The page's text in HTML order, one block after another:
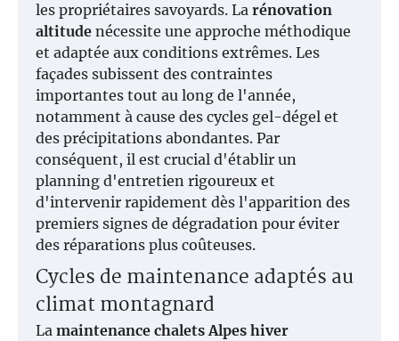
les propriétaires savoyards. La rénovation
altitude nécessite une approche méthodique
et adaptée aux conditions extrêmes. Les
façades subissent des contraintes
importantes tout au long de l'année,
notamment à cause des cycles gel-dégel et
des précipitations abondantes. Par
conséquent, il est crucial d'établir un
planning d'entretien rigoureux et
d'intervenir rapidement dès l'apparition des
premiers signes de dégradation pour éviter
des réparations plus coûteuses.
Cycles de maintenance adaptés au
climat montagnard
La maintenance chalets Alpes hiver